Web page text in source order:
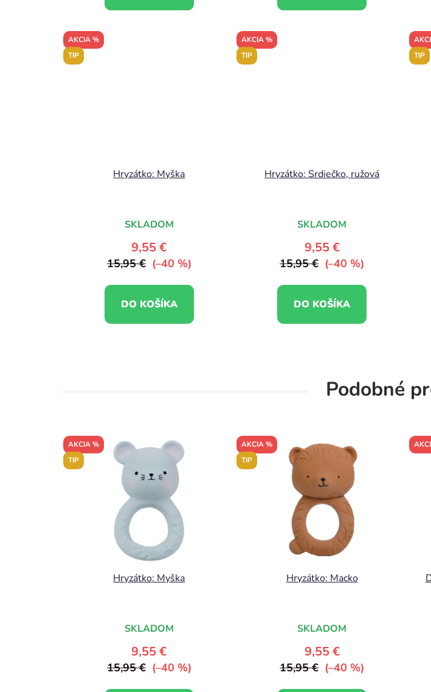
AKCIA %
TIP
Hryzátko: Myška
SKLADOM
9,55 €
15,95 € (–40 %)
DO KOŠÍKA
AKCIA %
TIP
Hryzátko: Srdiečko, ružová
SKLADOM
9,55 €
15,95 € (–40 %)
DO KOŠÍKA
TIP
Podobné
AKCIA %
TIP
Hryzátko: Myška
SKLADOM
9,55 €
15,95 € (–40 %)
AKCIA %
TIP
Hryzátko: Macko
SKLADOM
9,55 €
15,95 € (–40 %)